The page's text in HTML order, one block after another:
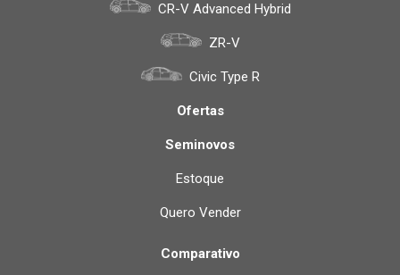
CR-V Advanced Hybrid
ZR-V
Civic Type R
Ofertas
Seminovos
Estoque
Quero Vender
Comparativo